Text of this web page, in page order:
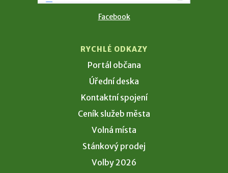
Facebook
RYCHLÉ ODKAZY
Portál občana
Úřední deska
Kontaktní spojení
Ceník služeb města
Volná místa
Stánkový prodej
Volby 2026